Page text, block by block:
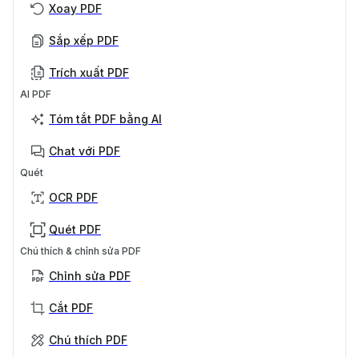
Xoay PDF
Sắp xếp PDF
Trích xuất PDF
AI PDF
Tóm tắt PDF bằng AI
Chat với PDF
Quét
OCR PDF
Quét PDF
Chú thích & chỉnh sửa PDF
Chỉnh sửa PDF
Cắt PDF
Chú thích PDF